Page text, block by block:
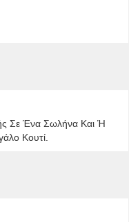
Σε Ένα Σωλήνα Και Ή
Κουτί.